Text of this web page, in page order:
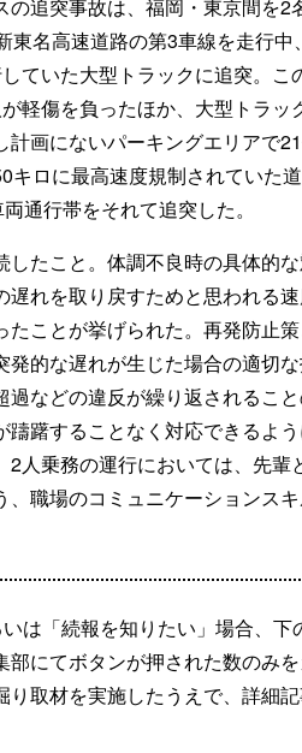
追突事故は、福岡・東京間を2
東名高速道路の第3車線を走行中
ていた大型トラックに追突。こ
軽傷を負ったほか、大型トラッ
画にないパーキングエリアで
キロに最高速度規制されていた
通行帯をそれて追突した。
たこと。体調不良時の具体的
れを取り戻すためと思われる
ことが挙げられた。再発防止
的な遅れが生じた場合の適切
などの違反が繰り返されるこ
躇することなく対応できるよ
人乗務の運行においては、先輩
職場のコミュニケーションス
は「続報を知りたい」場合、下
にてボタンが押された数のみを
取材を実施したうえで、詳細